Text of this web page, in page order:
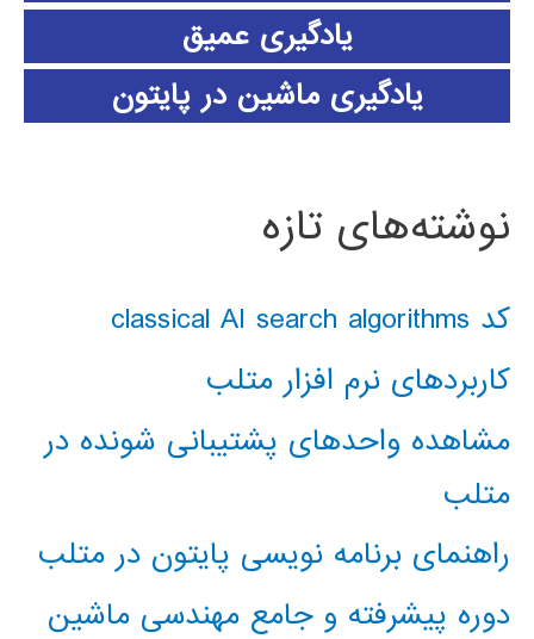
یادگیری عمیق
یادگیری ماشین در پایتون
نوشته‌های تازه
کد classical AI search algorithms
کاربردهای نرم افزار متلب
مشاهده واحدهای پشتیبانی شونده در
متلب
راهنمای برنامه نویسی پایتون در متلب
دوره پیشرفته و جامع مهندسی ماشین